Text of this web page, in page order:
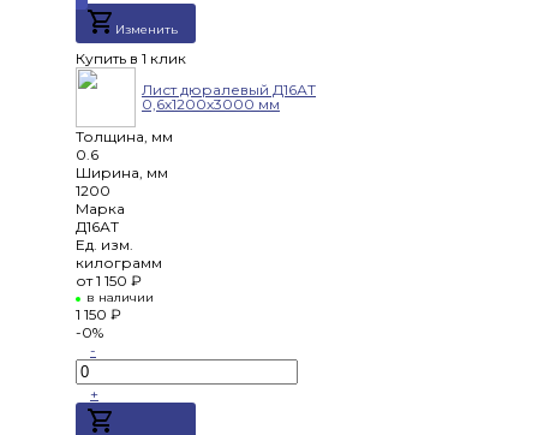
Изменить
Купить в 1 клик
Лист дюралевый Д16АТ
0,6х1200х3000 мм
Толщина, мм
0.6
Ширина, мм
1200
Марка
Д16АТ
Ед. изм.
килограмм
от 1 150 ₽
в наличии
1 150 ₽
-0%
-
+